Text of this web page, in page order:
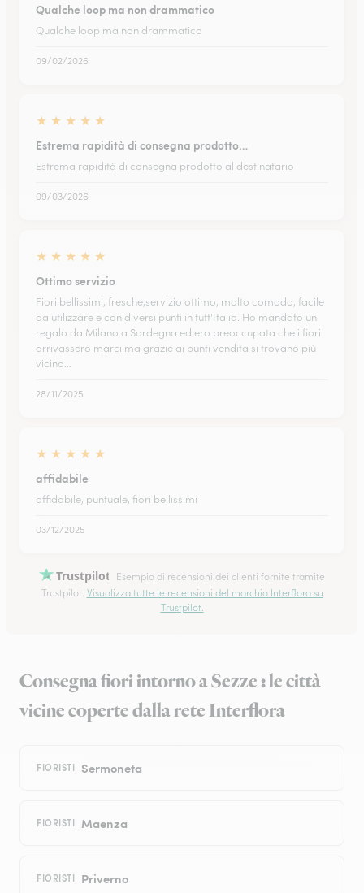
Qualche loop ma non drammatico
Qualche loop ma non drammatico
09/02/2026
★ ★ ★ ★ ★
Estrema rapidità di consegna prodotto…
Estrema rapidità di consegna prodotto al destinatario
09/03/2026
★ ★ ★ ★ ★
Ottimo servizio
Fiori bellissimi, fresche,servizio ottimo, molto comodo, facile
da utilizzare e con diversi punti in tutt'Italia. Ho mandato un
regalo da Milano a Sardegna ed ero preoccupata che i fiori
arrivassero marci ma grazie ai punti vendita si trovano più
vicino…
28/11/2025
★ ★ ★ ★ ★
affidabile
affidabile, puntuale, fiori bellissimi
03/12/2025
Trustpilot
Esempio di recensioni dei clienti fornite tramite
Trustpilot. Visualizza tutte le recensioni del marchio Interflora su
Trustpilot.
Consegna fiori intorno a Sezze : le città
vicine coperte dalla rete Interflora
FIORISTI Sermoneta
FIORISTI Maenza
FIORISTI Priverno